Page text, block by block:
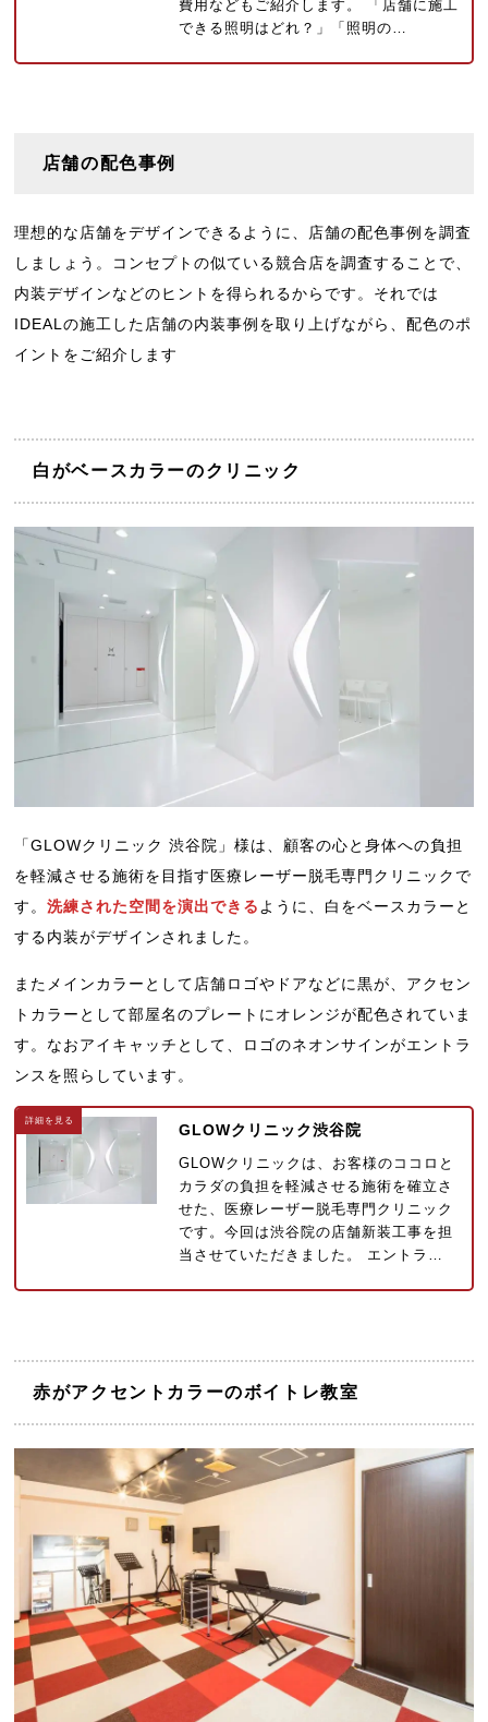
費用などもご紹介します。 「店舗に施工
できる照明はどれ？」「照明の…
店舗の配色事例
理想的な店舗をデザインできるように、店舗の配色事例を調査
しましょう。コンセプトの似ている競合店を調査することで、
内装デザインなどのヒントを得られるからです。それでは
IDEALの施工した店舗の内装事例を取り上げながら、配色のポ
イントをご紹介します
白がベースカラーのクリニック
「GLOWクリニック 渋谷院」様は、顧客の心と身体への負担
を軽減させる施術を目指す医療レーザー脱毛専門クリニックで
す。洗練された空間を演出できるように、白をベースカラーと
する内装がデザインされました。
またメインカラーとして店舗ロゴやドアなどに黒が、アクセン
トカラーとして部屋名のプレートにオレンジが配色されていま
す。なおアイキャッチとして、ロゴのネオンサインがエントラ
ンスを照らしています。
GLOWクリニック渋谷院
GLOWクリニックは、お客様のココロと
カラダの負担を軽減させる施術を確立さ
せた、医療レーザー脱毛専門クリニック
です。今回は渋谷院の店舗新装工事を担
当させていただきました。 エントラ…
赤がアクセントカラーのボイトレ教室